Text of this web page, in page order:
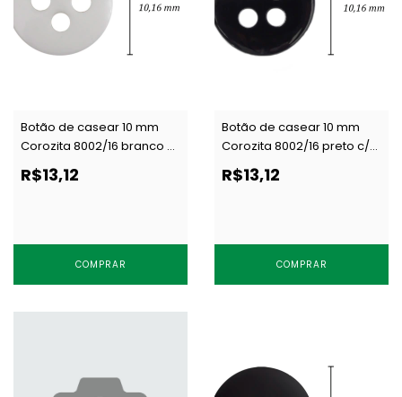
Botão de casear 10 mm
Corozita 8002/16 branco c/
144 un
R$13,12
COMPRAR
Botão de casear 10 mm
Corozita 8002/16 preto c/
144 un
R$13,12
COMPRAR